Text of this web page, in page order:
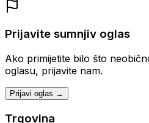
Prijavite sumnjiv oglas
Ako primijetite bilo što
oglasu, prijavite nam.
Prijavi oglas →
Trgovina